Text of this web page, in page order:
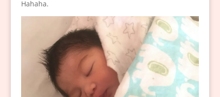
Hahaha.